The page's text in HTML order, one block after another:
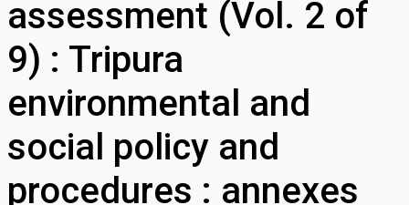
assessment (Vol. 2 of
9) : Tripura
environmental and
social policy and
procedures : annexes